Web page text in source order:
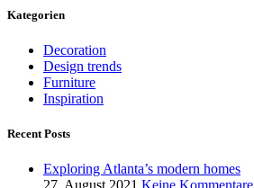
Kategorien
Decoration
Design trends
Furniture
Inspiration
Recent Posts
Exploring Atlanta’s modern homes